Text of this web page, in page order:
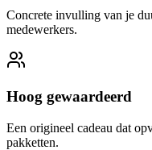
Concrete invulling van je
medewerkers.
Hoog gewaardeerd
Een origineel cadeau dat
pakketten.